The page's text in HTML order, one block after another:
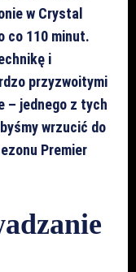
w Crystal
co 110 minut.
i
przyzwoitymi
– jednego z tych
wrzucić do
Premier